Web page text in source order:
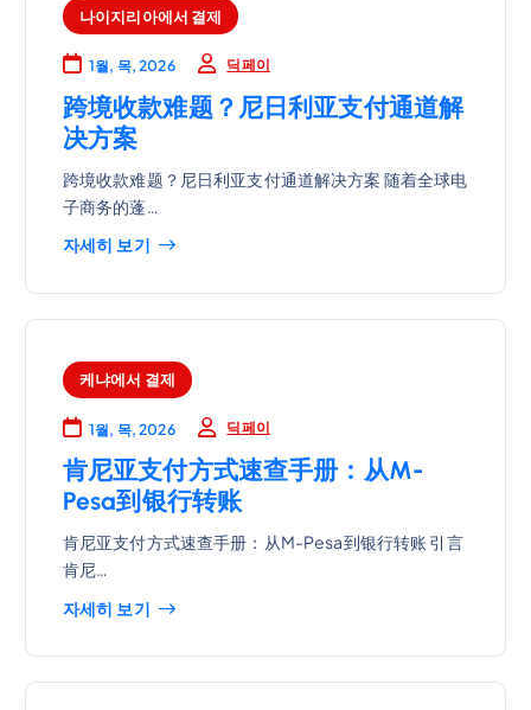
나이지리아에서 결제
1월, 목, 2026 딕페이
跨境收款难题？尼日利亚支付通道解
决方案
跨境收款难题？尼日利亚支付通道解决方案 随着全球电
子商务的蓬…
자세히 보기
케냐에서 결제
1월, 목, 2026 딕페이
肯尼亚支付方式速查手册：从M-
Pesa到银行转账
肯尼亚支付方式速查手册：从M-Pesa到银行转账 引言
肯尼…
자세히 보기